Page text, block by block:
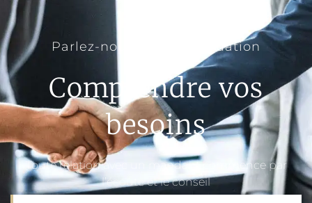
Parlez-nous de votre situation
Comprendre vos
besoins
Toute relation avec un mandant commence par
l’écoute et le conseil